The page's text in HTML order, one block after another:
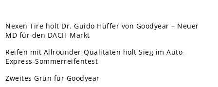
Nexen Tire holt Dr. Guido Hüffer von Goodyear – Neuer
MD für den DACH-Markt
Reifen mit Allrounder-Qualitäten holt Sieg im Auto-
Express-Sommerreifentest
Zweites Grün für Goodyear